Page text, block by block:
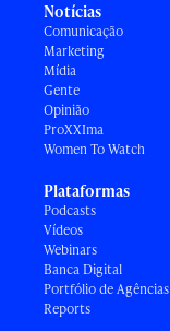
Notícias
Comunicação
Marketing
Mídia
Gente
Opinião
ProXXIma
Women To Watch
Plataformas
Podcasts
Vídeos
Webinars
Banca Digital
Portfólio de Agências
Reports